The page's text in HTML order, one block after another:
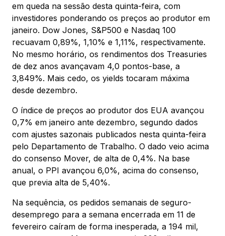
em queda na sessão desta quinta-feira, com
investidores ponderando os preços ao produtor em
janeiro. Dow Jones, S&P500 e Nasdaq 100
recuavam 0,89%, 1,10% e 1,11%, respectivamente.
No mesmo horário, os rendimentos dos Treasuries
de dez anos avançavam 4,0 pontos-base, a
3,849%. Mais cedo, os yields tocaram máxima
desde dezembro.
O índice de preços ao produtor dos EUA avançou
0,7% em janeiro ante dezembro, segundo dados
com ajustes sazonais publicados nesta quinta-feira
pelo Departamento de Trabalho. O dado veio acima
do consenso Mover, de alta de 0,4%. Na base
anual, o PPI avançou 6,0%, acima do consenso,
que previa alta de 5,40%.
Na sequência, os pedidos semanais de seguro-
desemprego para a semana encerrada em 11 de
fevereiro caíram de forma inesperada, a 194 mil,